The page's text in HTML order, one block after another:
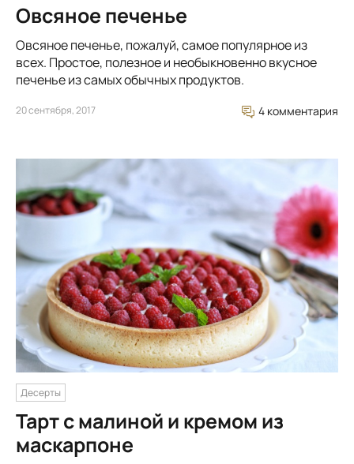
Овсяное печенье
Овсяное печенье, пожалуй, самое популярное из
всех. Простое, полезное и необыкновенно вкусное
печенье из самых обычных продуктов.
20 сентября, 2017 4 комментария
Десерты
Тарт с малиной и кремом из
маскарпоне